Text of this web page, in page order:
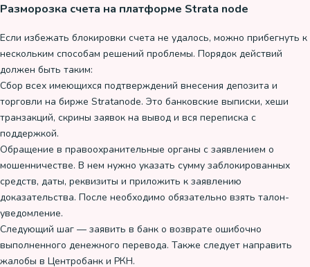
Разморозка счета на платформе Strata node
Если избежать блокировки счета не удалось, можно прибегнуть к
нескольким способам решений проблемы. Порядок действий
должен быть таким:
Сбор всех имеющихся подтверждений внесения депозита и
торговли на бирже Stratanode. Это банковские выписки, хеши
транзакций, скрины заявок на вывод и вся переписка с
поддержкой.
Обращение в правоохранительные органы с заявлением о
мошенничестве. В нем нужно указать сумму заблокированных
средств, даты, реквизиты и приложить к заявлению
доказательства. После необходимо обязательно взять талон-
уведомление.
Следующий шаг — заявить в банк о возврате ошибочно
выполненного денежного перевода. Также следует направить
жалобы в Центробанк и РКН.